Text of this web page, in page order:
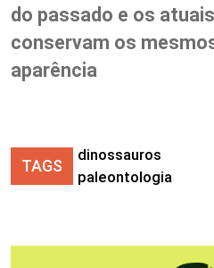
do passado e os
conservam os
aparência
TAGS
dinossauros
paleontologia